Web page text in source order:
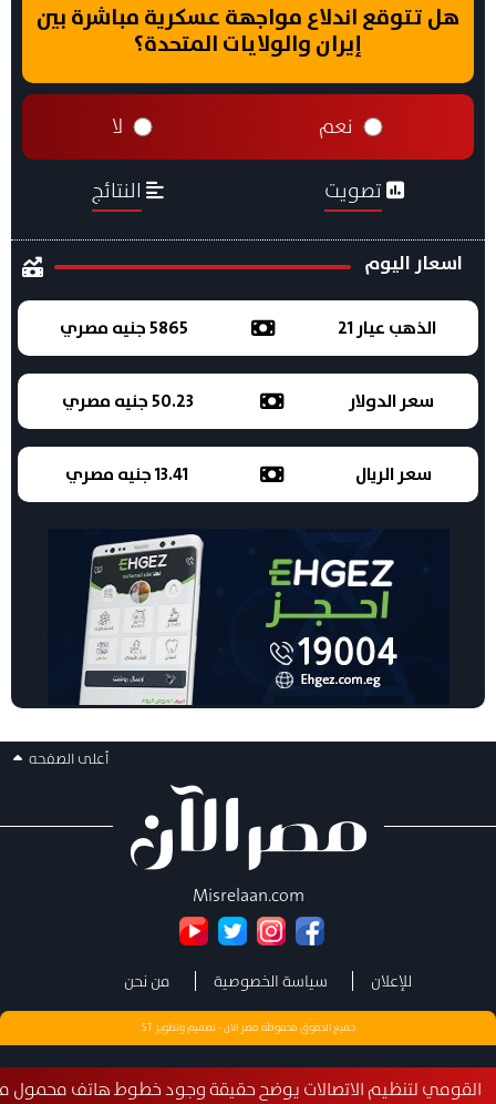
لتنظيم الاتصالات يوضح حقيقة وجود خطوط هاتف محمول مسجلة
هل تتوقع اندلاع مواجهة عسكرية مباشرة بين
إيران والولايات المتحدة؟
نعم لا
تصويت النتائج
اسعار اليوم
الذهب عيار 21 5865 جنيه مصري
سعر الدولار 50.23 جنيه مصري
سعر الريال 13.41 جنيه مصري
أعلى الصفحه
Misrelaan.com
للإعلان سياسة الخصوصية من نحن
جميع الحقوق محفوظة مصر الان - تصميم وتطويرST